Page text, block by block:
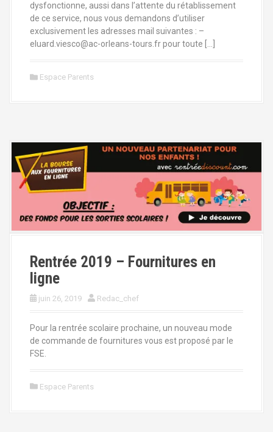
dysfonctionne, aussi dans l’attente du rétablissement
de ce service, nous vous demandons d’utiliser
exclusivement les adresses mail suivantes : –
eluard.viesco@ac-orleans-tours.fr pour toute […]
Espace Parents
Rentrée 2019 – Fournitures en
ligne
juin 26, 2019 Redac_chef
Pour la rentrée scolaire prochaine, un nouveau mode
de commande de fournitures vous est proposé par le
FSE.
Espace Parents